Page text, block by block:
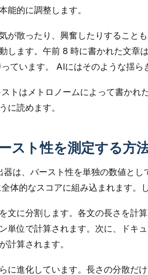
能的に調整します。
が散ったり、興奮したりすること
します。午前 8 時に書かれた文章
ています。 AIにはそのような揺ら
トはメトロノームによって書かれ
に読めます。
スト性を測定する方
は、バースト性を単独の数値とし
体的なスコアに組み込まれます。
文に分割します。各文の長さを
単位で計算されます。次に、ドキ
計算されます。
に進化しています。長さの分散だ